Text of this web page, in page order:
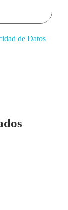
de Datos